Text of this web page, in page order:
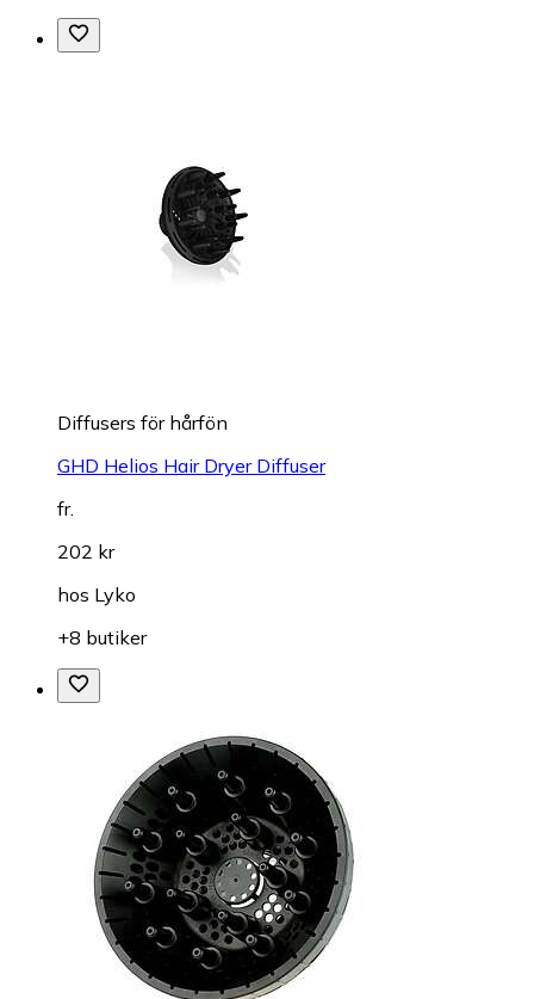
Diffusers för hårfön
GHD Helios Hair Dryer Diffuser
fr.
202 kr
hos Lyko
+8 butiker